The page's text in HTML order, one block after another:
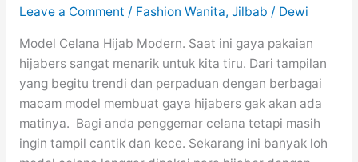
Leave a Comment / Fashion Wanita, Jilbab / Dewi
Model Celana Hijab Modern. Saat ini gaya pakaian
hijabers sangat menarik untuk kita tiru. Dari tampilan
yang begitu trendi dan perpaduan dengan berbagai
macam model membuat gaya hijabers gak akan ada
matinya. Bagi anda penggemar celana tetapi masih
ingin tampil cantik dan kece. Sekarang ini banyak loh